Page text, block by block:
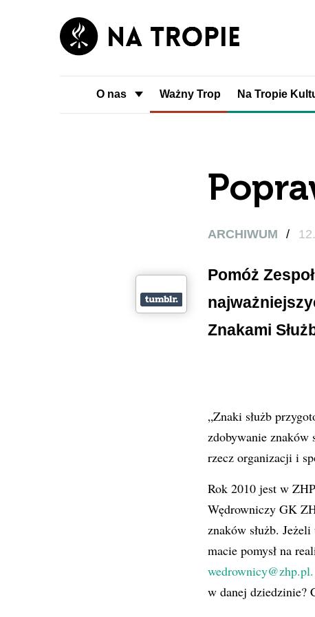
O nas Ważny Trop Na Tropie
ARCHIWUM /
Pomóż
Znakami
„Znaki służb
zdobywanie znaków
rzecz organizacji i
Rok 2010 jest w
Wędrowniczy GK
znaków służb.
macie pomysł na
wedrownicy@zhp.pl.
w danej dziedzinie?